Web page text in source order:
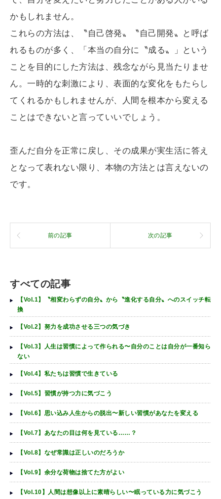
かもしれません。
これらの方法は、〝自己啓発〟〝自己開発〟と呼ば
れるものが多く、「本当の自分に〝成る〟」という
ことを目的にした方法は、残念ながら見当たりませ
ん。一時的な刺激により、表面的な変化をもたらし
てくれるかもしれませんが、人間を根本から変える
ことはできないと言っていいでしょう。
歪んだ自分を正常に戻し、その成果が実生活に答え
となって表れない限り、本物の方法とは言えないの
です。
前の記事 次の記事
すべての記事
【Vol.1】〝相変わらずの自分〟から〝進化する自分〟へのスイッチ転
換
【Vol.2】努力を成功させる三つの気づき
【Vol.3】人生は習慣によって作られる〜自分のことは自分が一番知ら
ない
【Vol.4】私たちは習慣で生きている
【Vol.5】習慣が持つ力に気づこう
【Vol.6】思い込み人生からの脱出〜新しい習慣があなたを変える
【Vol.7】あなたの目は何を見ている……？
【Vol.8】なぜ常識は正しいのだろうか
【Vol.9】余分な荷物は捨てた方がよい
【Vol.10】人間は想像以上に素晴らしい〜眠っている力に気づこう